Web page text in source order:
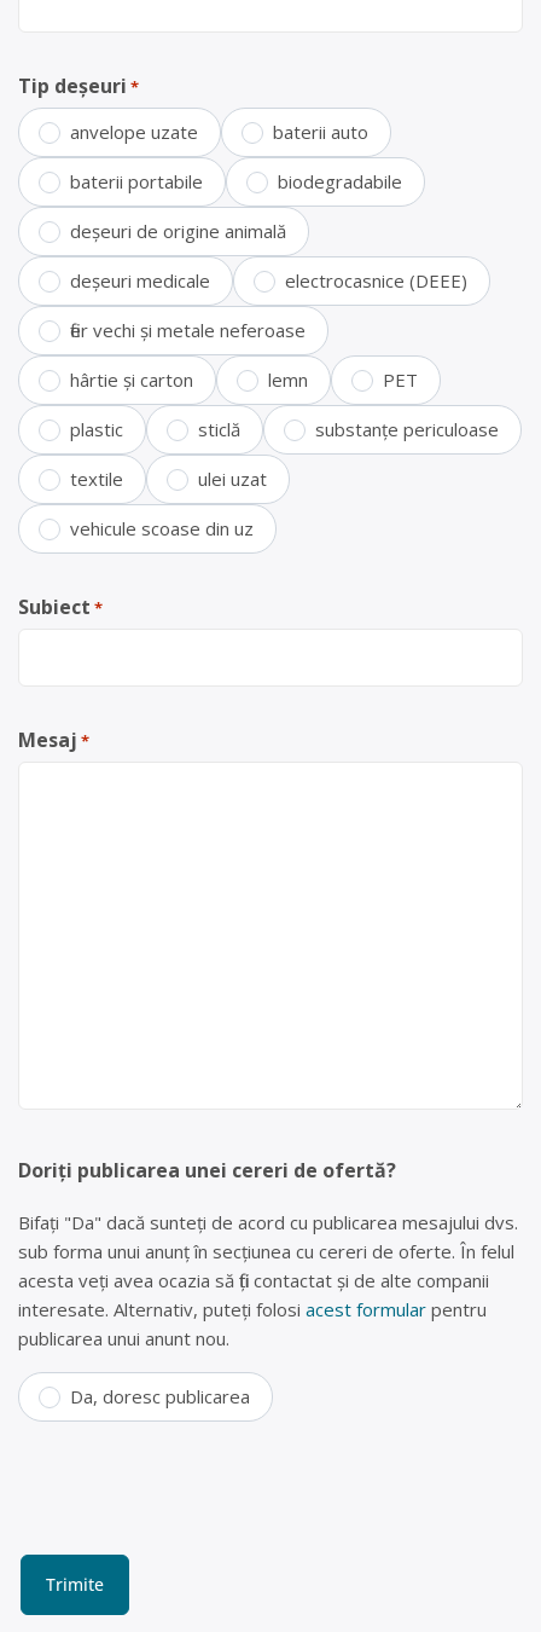
Tip deșeuri *
anvelope uzate baterii auto
baterii portabile biodegradabile
deșeuri de origine animală
deșeuri medicale electrocasnice (DEEE)
fier vechi și metale neferoase
hârtie și carton lemn PET
plastic sticlă substanțe periculoase
textile ulei uzat
vehicule scoase din uz
Subiect *
Mesaj *
Doriți publicarea unei cereri de ofertă?
Bifați "Da" dacă sunteți de acord cu publicarea mesajului dvs.
sub forma unui anunț în secțiunea cu cereri de oferte. În felul
acesta veți avea ocazia să fiți contactat și de alte companii
interesate. Alternativ, puteți folosi acest formular pentru
publicarea unui anunt nou.
Da, doresc publicarea